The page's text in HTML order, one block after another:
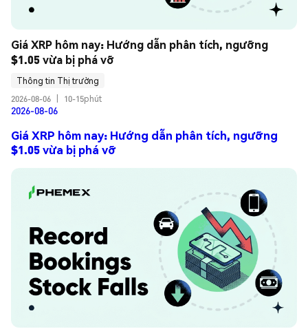
Giá XRP hôm nay: Hướng dẫn phân tích, ngưỡng
$1.05 vừa bị phá vỡ
Thông tin Thị trường
2026-08-06
10-15phút
2026-08-06
Giá XRP hôm nay: Hướng dẫn phân tích, ngưỡng
$1.05 vừa bị phá vỡ